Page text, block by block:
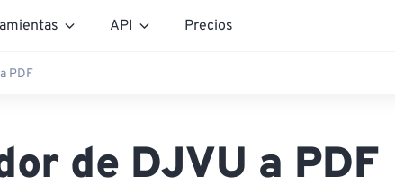
API Precios
PDF
de DJVU a PDF